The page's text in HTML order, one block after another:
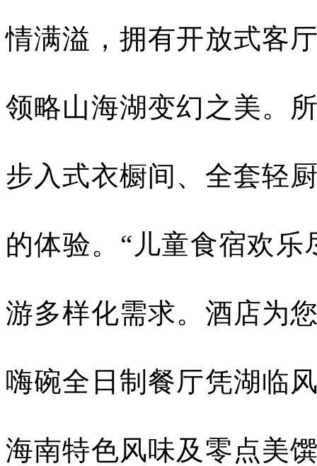
情满溢，拥有开放式客
领略山海湖变幻之美。
步入式衣橱间、全套轻
的体验。“儿童食宿欢
游多样化需求。酒店为
嗨碗全日制餐厅凭湖临
海南特色风味及零点美